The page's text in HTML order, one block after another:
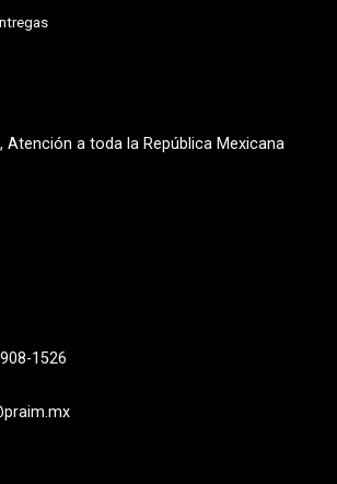
, Atención a toda la República Mexicana
1526